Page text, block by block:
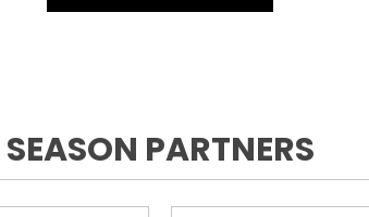
SEASON PARTNERS